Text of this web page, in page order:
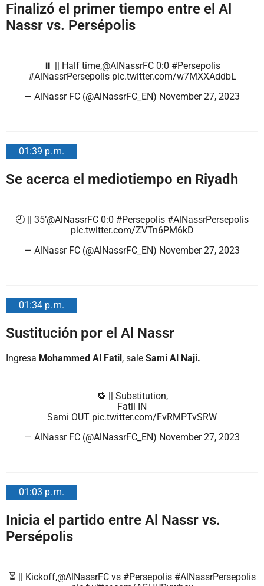
Finalizó el primer tiempo entre el Al
Nassr vs. Persépolis
⏸️ || Half time,@AlNassrFC 0:0 #Persepolis
#AlNassrPersepolis pic.twitter.com/w7MXXAddbL
— AlNassr FC (@AlNassrFC_EN) November 27, 2023
01:39 p. m.
Se acerca el mediotiempo en Riyadh
🕘 || 35’@AlNassrFC 0:0 #Persepolis #AlNassrPersepolis
pic.twitter.com/ZVTn6PM6kD
— AlNassr FC (@AlNassrFC_EN) November 27, 2023
01:34 p. m.
Sustitución por el Al Nassr
Ingresa Mohammed Al Fatil , sale Sami Al Naji.
🔁 || Substitution,
Fatil IN
Sami OUT pic.twitter.com/FvRMPTvSRW
— AlNassr FC (@AlNassrFC_EN) November 27, 2023
01:03 p. m.
Inicia el partido entre Al Nassr vs.
Persépolis
⏳ || Kickoff,@AlNassrFCvs #Persepolis #AlNassrPersepolis